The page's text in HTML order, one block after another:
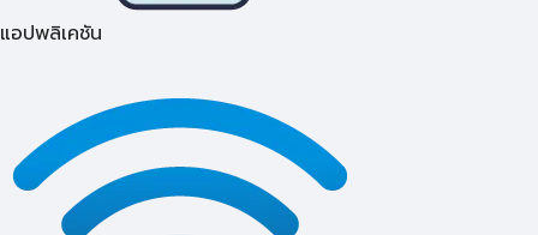
แอปพลิเคชัน